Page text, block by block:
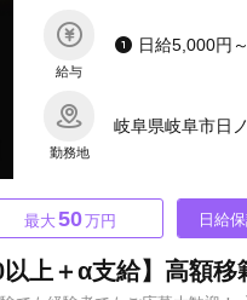
給与
勤務地
岐阜県岐阜市日
最大50万円 日給